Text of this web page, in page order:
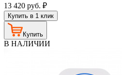
13 420 руб. ₽
Купить в 1 клик
Купить
В НАЛИЧИИ